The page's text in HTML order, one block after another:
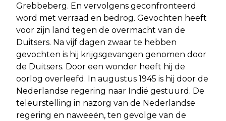
Grebbeberg. En vervolgens geconfronteerd
word met verraad en bedrog. Gevochten heeft
voor zijn land tegen de overmacht van de
Duitsers. Na vijf dagen zwaar te hebben
gevochten is hij krijgsgevangen genomen door
de Duitsers. Door een wonder heeft hij de
oorlog overleefd. In augustus 1945 is hij door de
Nederlandse regering naar Indië gestuurd. De
teleurstelling in nazorg van de Nederlandse
regering en naweeën, ten gevolge van de